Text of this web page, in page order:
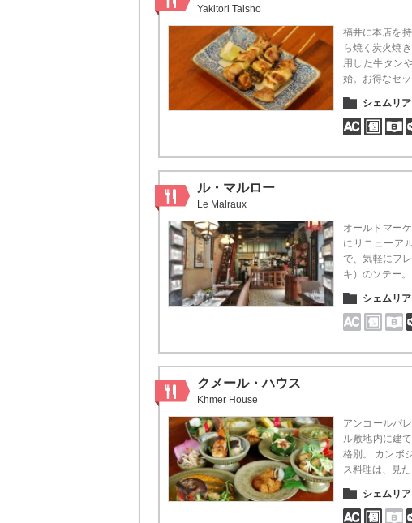
Yakitori Taisho
福井に本店を
ら焼く炭火焼
用した牛タン
始。お得なセ
シェムリ
ル・マルロー
Le Malraux
オールドマー
にリニューア
で、気軽にフ
キ）のソテー。
シェムリ
クメール・ハウス
Khmer House
アンコールパ
ル敷地内に建
格別。 カンボ
ス料理は、見
シェムリ